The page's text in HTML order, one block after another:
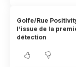
Golfe/Rue
l’issue de la
détection